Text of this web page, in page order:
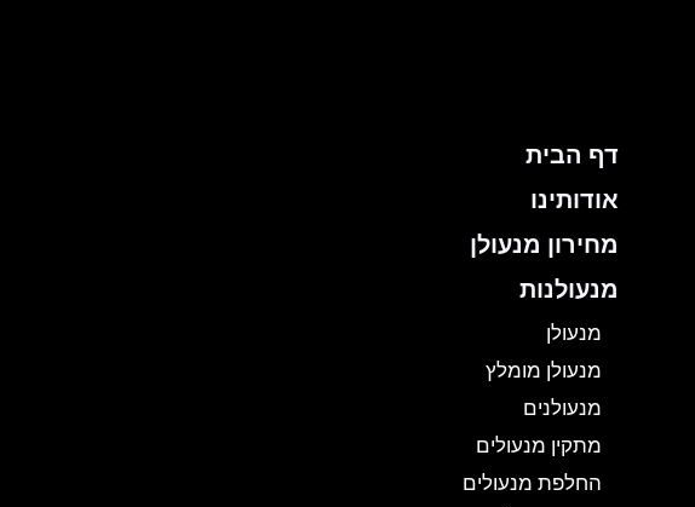
דף הבית
אודותינו
מחירון מנעולן
מנעולנות
מנעולן
מנעולן מומלץ
מנעולנים
מתקין מנעולים
החלפת מנעולים